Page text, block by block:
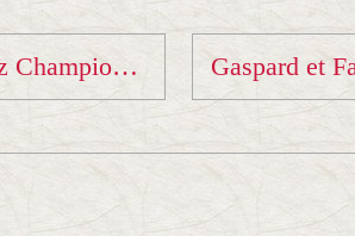
Samuel Traversaz Champion de Savoie Cadet !!